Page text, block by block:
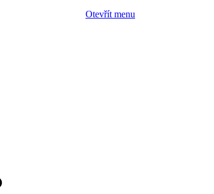
Otevřít menu